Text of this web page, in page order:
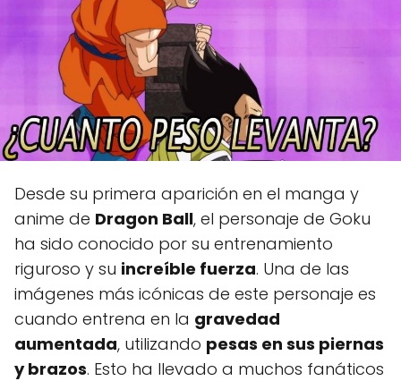
Desde su primera aparición en el manga y
anime de Dragon Ball, el personaje de Goku
ha sido conocido por su entrenamiento
riguroso y su increíble fuerza. Una de las
imágenes más icónicas de este personaje es
cuando entrena en la gravedad
aumentada, utilizando pesas en sus piernas
y brazos. Esto ha llevado a muchos fanáticos